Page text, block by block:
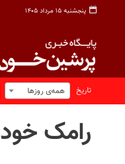
پنجشنبه ۱۵ مرداد ۱۴۰۵
تاریخ همه‌ی روزها
رامک